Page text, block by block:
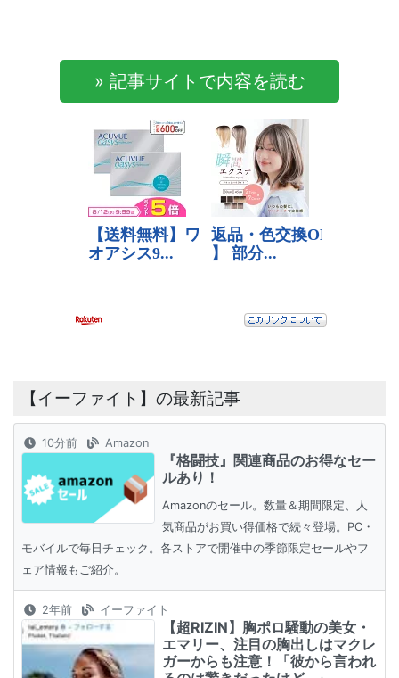
» 記事サイトで内容を読む
【イーファイト】の最新記事
10分前 Amazon
『格闘技』関連商品のお得なセー
ルあり！
Amazonのセール。数量＆期間限定、人
気商品がお買い得価格で続々登場。PC・
モバイルで毎日チェック。各ストアで開催中の季節限定セールやフ
ェア情報もご紹介。
2年前 イーファイト
【超RIZIN】胸ポロ騒動の美女・
エマリー、注目の胸出しはマクレ
ガーからも注意！「彼から言われ